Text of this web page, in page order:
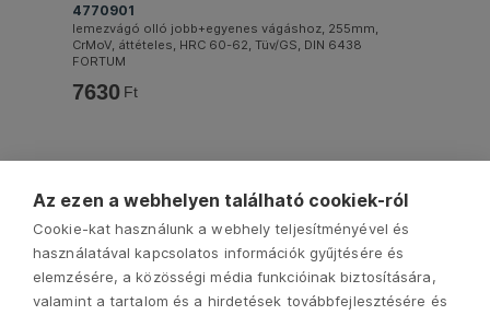
4770901
lemezvágó olló jobb+egyenes vágáshoz, 255mm,
CrMoV, áttételes, HRC 60-62, Tüv/GS, DIN 6438
FORTUM
7630 Ft
Az ezen a webhelyen található cookiek-ról
Cookie-kat használunk a webhely teljesítményével és
használatával kapcsolatos információk gyűjtésére és
elemzésére, a közösségi média funkcióinak biztosítására,
valamint a tartalom és a hirdetések továbbfejlesztésére és